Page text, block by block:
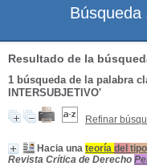
Resultado de la
1 búsqueda de la palabra
INTERSUBJETIVO'
Refinar
Hacia una teoría del tipo
Revista Crítica de Derecho
Búsqueda